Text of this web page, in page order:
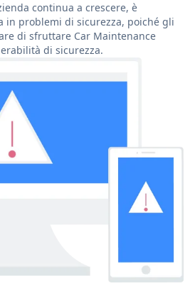
continua a crescere, è
in problemi di sicurezza, poiché gli
di sfruttare Car Maintenance
di sicurezza.